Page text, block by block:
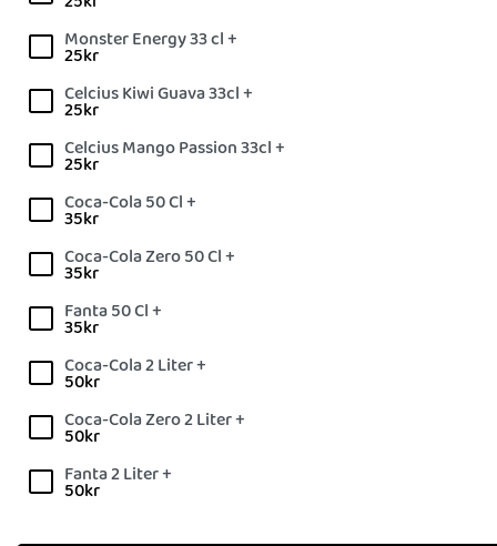
Monster Energy 33 cl +
25kr
Celcius Kiwi Guava 33cl +
25kr
Celcius Mango Passion 33cl +
25kr
Coca-Cola 50 Cl +
35kr
Coca-Cola Zero 50 Cl +
35kr
Fanta 50 Cl +
35kr
Coca-Cola 2 Liter +
50kr
Coca-Cola Zero 2 Liter +
50kr
Fanta 2 Liter +
50kr